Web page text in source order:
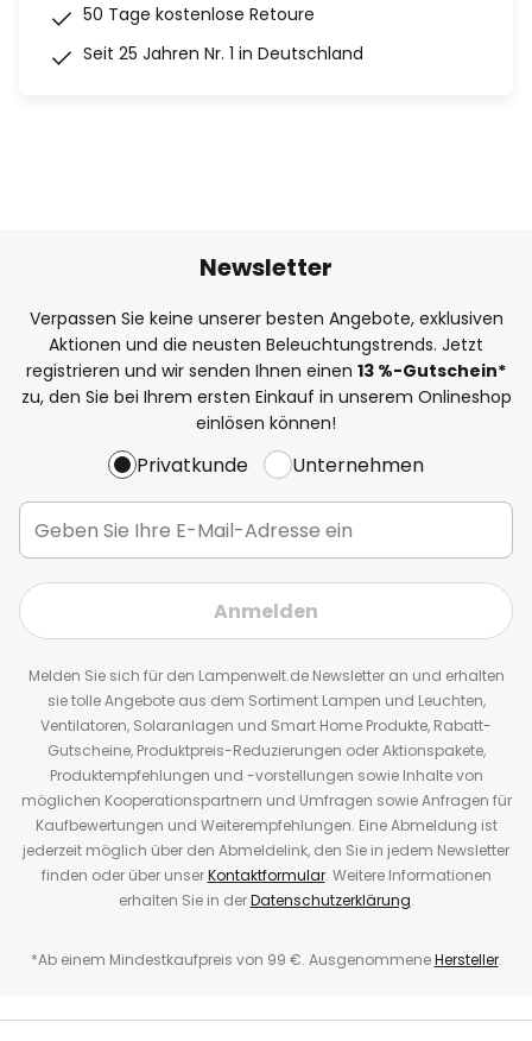
50 Tage kostenlose Retoure
Seit 25 Jahren Nr. 1 in Deutschland
Newsletter
Verpassen Sie keine unserer besten Angebote, exklusiven
Aktionen und die neusten Beleuchtungstrends. Jetzt
registrieren und wir senden Ihnen einen 13 %-Gutschein*
zu, den Sie bei Ihrem ersten Einkauf in unserem Onlineshop
einlösen können!
Privatkunde Unternehmen
Anmelden
Melden Sie sich für den Lampenwelt.de Newsletter an und erhalten
sie tolle Angebote aus dem Sortiment Lampen und Leuchten,
Ventilatoren, Solaranlagen und Smart Home Produkte, Rabatt-
Gutscheine, Produktpreis-Reduzierungen oder Aktionspakete,
Produktempfehlungen und -vorstellungen sowie Inhalte von
möglichen Kooperationspartnern und Umfragen sowie Anfragen für
Kaufbewertungen und Weiterempfehlungen. Eine Abmeldung ist
jederzeit möglich über den Abmeldelink, den Sie in jedem Newsletter
finden oder über unserKontaktformular. Weitere Informationen
erhalten Sie in derDatenschutzerklärung.
*Ab einem Mindestkaufpreis von 99 €. AusgenommeneHersteller.